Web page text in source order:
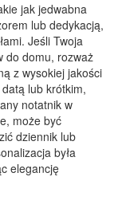
jak jedwabna
lub dedykacją,
Jeśli Twoja
do domu, rozważ
z wysokiej jakości
lub krótkim,
notatnik w
może być
dziennik lub
była
elegancję